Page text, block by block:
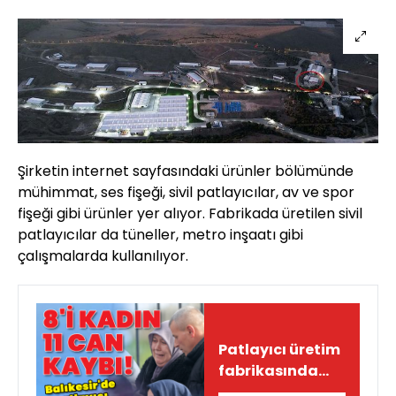
Şirketin internet sayfasındaki ürünler bölümünde
mühimmat, ses fişeği, sivil patlayıcılar, av ve spor
fişeği gibi ürünler yer alıyor. Fabrikada üretilen sivil
patlayıcılar da tüneller, metro inşaatı gibi
çalışmalarda kullanılıyor.
Patlayıcı üretim
fabrikasında
patlama! 12 can